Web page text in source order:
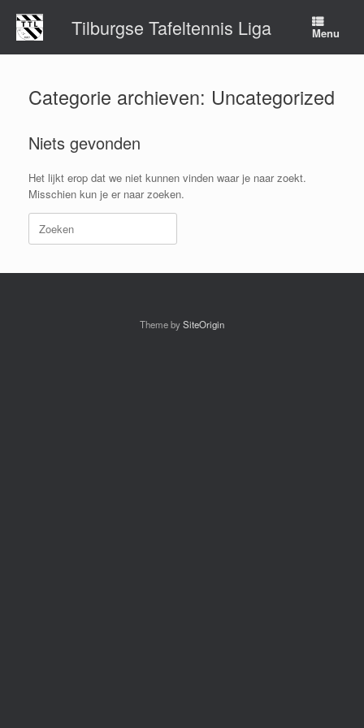
naar
inhoud
Tilburgse Tafeltennis Liga Menu
Categorie archieven: Uncategorized
Niets gevonden
Het lijkt erop dat we niet kunnen vinden waar je naar zoekt.
Misschien kun je er naar zoeken.
Zoeken
naar:
Theme bySiteOrigin